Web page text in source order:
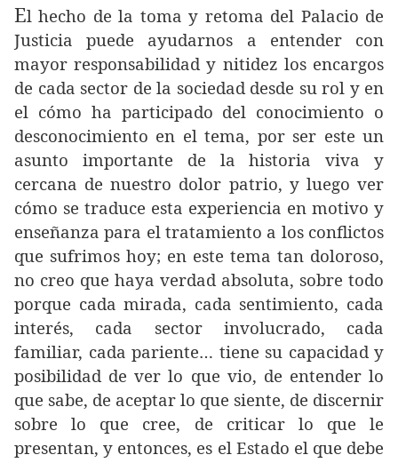
El hecho de la toma y retoma del Palacio de
Justicia puede ayudarnos a entender con
mayor responsabilidad y nitidez los encargos
de cada sector de la sociedad desde su rol y en
el cómo ha participado del conocimiento o
desconocimiento en el tema, por ser este un
asunto importante de la historia viva y
cercana de nuestro dolor patrio, y luego ver
cómo se traduce esta experiencia en motivo y
enseñanza para el tratamiento a los conflictos
que sufrimos hoy; en este tema tan doloroso,
no creo que haya verdad absoluta, sobre todo
porque cada mirada, cada sentimiento, cada
interés, cada sector involucrado, cada
familiar, cada pariente… tiene su capacidad y
posibilidad de ver lo que vio, de entender lo
que sabe, de aceptar lo que siente, de discernir
sobre lo que cree, de criticar lo que le
presentan, y entonces, es el Estado el que debe